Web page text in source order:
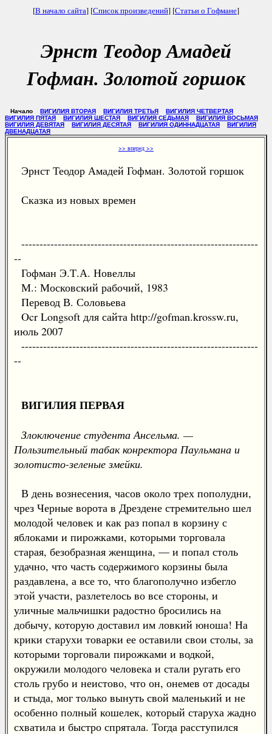
[В начало сайта] [Список произведений] [Статьи о Гофмане]
Эрнст Теодор Амадей
Гофман. Золотой горшок
Начало ВИГИЛИЯ ВТОРАЯ ВИГИЛИЯ ТРЕТЬЯ
ВИГИЛИЯ ЧЕТВЕРТАЯ
ВИГИЛИЯ ПЯТАЯ
ВИГИЛИЯ ШЕСТАЯ ВИГИЛИЯ СЕДЬМАЯ
ВИГИЛИЯ ВОСЬМАЯ
ВИГИЛИЯ ДЕВЯТАЯ
ВИГИЛИЯ ДЕСЯТАЯ ВИГИЛИЯ ОДИННАДЦАТАЯ
ВИГИЛИЯ
ДВЕНАДЦАТАЯ
>> вперед >>
Эрнст Теодор Амадей Гофман. Золотой горшок
Сказка из новых времен
-----------------------------------------------------------------
--
Гофман Э.Т.А. Новеллы
М.: Московский рабочий, 1983
Перевод В. Соловьева
Ocr Longsoft для сайта http://gofman.krossw.ru,
июль 2007
-----------------------------------------------------------------
--
ВИГИЛИЯ ПЕРВАЯ
Злоключение студента Ансельма. —
Пользительный табак конректора Паульмана и
золотисто-зеленые змейки.
В день вознесения, часов около трех пополудни,
чрез Черные ворота в Дрездене стремительно шел
молодой человек и как раз попал в корзину с
яблоками и пирожками, которыми торговала
старая, безобразная женщина, — и попал столь
удачно, что часть содержимого корзины была
раздавлена, а все то, что благополучно избегло
этой участи, разлетелось во все стороны, и
уличные мальчишки радостно бросились на
добычу, которую доставил им ловкий юноша! На
крики старухи товарки ее оставили свои столы, за
которыми торговали пирожками и водкой,
окружили молодого человека и стали ругать его
столь грубо и неистово, что он, онемев от досады
и стыда, мог только вынуть свой маленький и не
особенно полный кошелек, который старуха жадно
схватила и быстро спрятала. Тогда расступился